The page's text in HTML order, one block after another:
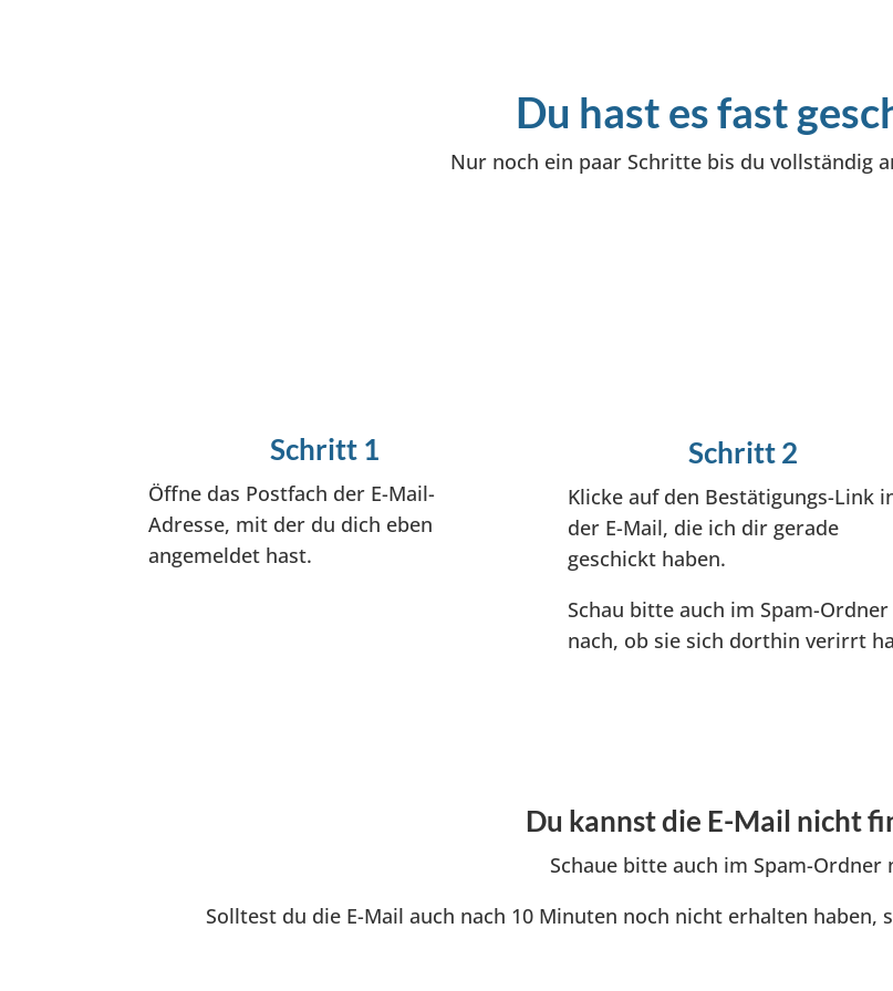
Du hast es fast
Nur noch ein paar Schritte bis du vollständig
Schritt 1
Öffne das Postfach der E-Mail-
Adresse, mit der du dich eben
angemeldet hast.
Schritt 2
Klicke auf den Bestätigungs-Link
der E-Mail, die ich dir gerade
geschickt haben.
Schau bitte auch im Spam-Ordner
nach, ob sie sich dorthin verirrt
Du kannst die E-Mail nicht
Schaue bitte auch im Spam-Ordner
Solltest du die E-Mail auch nach 10 Minuten noch nicht erhalten haben,